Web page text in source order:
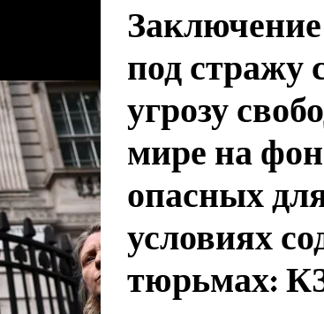
под стражу
угрозу
мире на
опасных
условиях
тюрьмах: